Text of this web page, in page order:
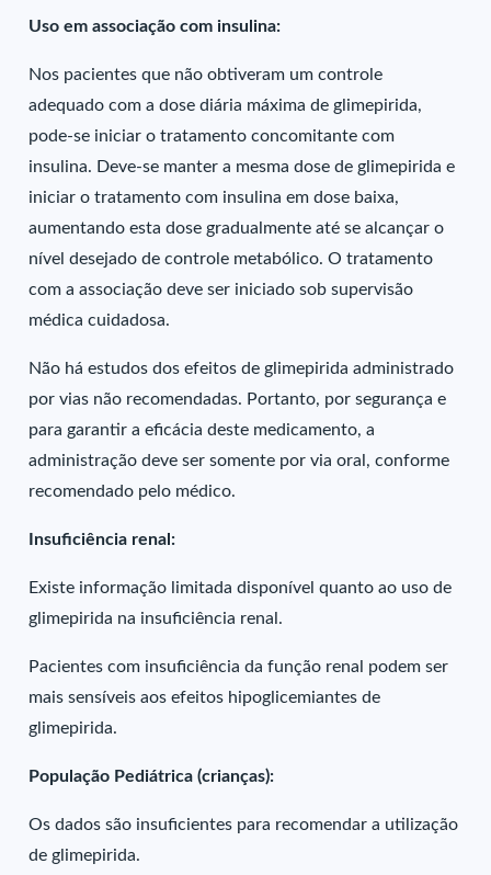
Uso em associação com insulina:
Nos pacientes que não obtiveram um controle
adequado com a dose diária máxima de glimepirida,
pode-se iniciar o tratamento concomitante com
insulina. Deve-se manter a mesma dose de glimepirida e
iniciar o tratamento com insulina em dose baixa,
aumentando esta dose gradualmente até se alcançar o
nível desejado de controle metabólico. O tratamento
com a associação deve ser iniciado sob supervisão
médica cuidadosa.
Não há estudos dos efeitos de glimepirida administrado
por vias não recomendadas. Portanto, por segurança e
para garantir a eficácia deste medicamento, a
administração deve ser somente por via oral, conforme
recomendado pelo médico.
Insuficiência renal:
Existe informação limitada disponível quanto ao uso de
glimepirida na insuficiência renal.
Pacientes com insuficiência da função renal podem ser
mais sensíveis aos efeitos hipoglicemiantes de
glimepirida.
População Pediátrica (crianças):
Os dados são insuficientes para recomendar a utilização
de glimepirida.